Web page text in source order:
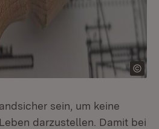
sein, um keine
darzustellen. Damit bei